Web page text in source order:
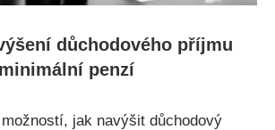
důchodového příjmu
penzí
jak navýšit důchodový